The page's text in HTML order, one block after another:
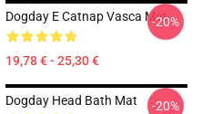
Dogday E Catnap Vasca Mat
19,78 € - 25,30 €
-20%
Dogday Head Bath Mat -20%